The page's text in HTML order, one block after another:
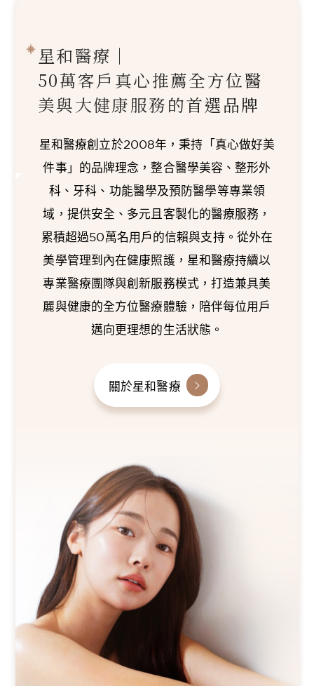
星和醫療｜
50萬客戶真心推薦全方位醫
美與大健康服務的首選品牌
星和醫療創立於2008年，秉持「真心做好美
件事」的品牌理念，整合醫學美容、整形外
科、牙科、功能醫學及預防醫學等專業領
域，提供安全、多元且客製化的醫療服務，
累積超過50萬名用戶的信賴與支持。從外在
美學管理到內在健康照護，星和醫療持續以
專業醫療團隊與創新服務模式，打造兼具美
麗與健康的全方位醫療體驗，陪伴每位用戶
邁向更理想的生活狀態。
關於星和醫療